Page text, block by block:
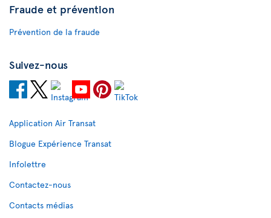
Fraude et prévention
Prévention de la fraude
Suivez-nous
Application Air Transat
Blogue Expérience Transat
Infolettre
Contactez-nous
Contacts médias